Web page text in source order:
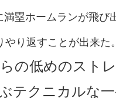
塁ホームランが飛び
り返すことが出来た。
の低めのスト
テクニカルな一